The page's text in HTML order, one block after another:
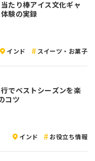
たり棒アイス文化ギャ
験の実録
インド スイーツ・お菓子
でベストシーズンを楽
コツ
インド お役立ち情報